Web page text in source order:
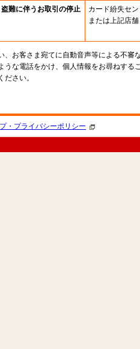
難に伴うお取引の停止
カード紛失セ
または上記店舗
、お客さま宛てに自動音声等による不審
うな電話をかけ、個人情報をお尋ねする
ださい。
・プライバシーポリシー